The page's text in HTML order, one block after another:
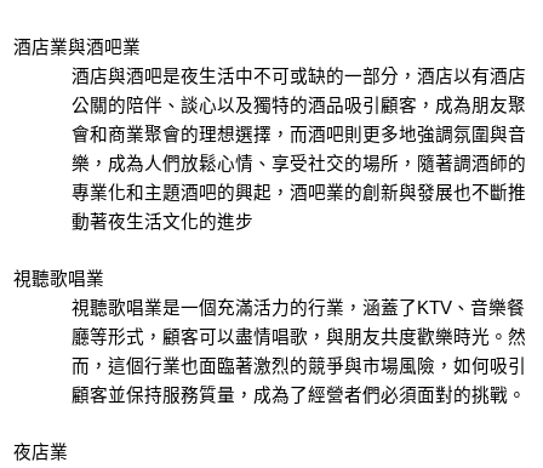
酒店業與酒吧業
酒店與酒吧是夜生活中不可或缺的一部分，酒店以有酒店
公關的陪伴、談心以及獨特的酒品吸引顧客，成為朋友聚
會和商業聚會的理想選擇，而酒吧則更多地強調氛圍與音
樂，成為人們放鬆心情、享受社交的場所，隨著調酒師的
專業化和主題酒吧的興起，酒吧業的創新與發展也不斷推
動著夜生活文化的進步
視聽歌唱業
視聽歌唱業是一個充滿活力的行業，涵蓋了KTV、音樂餐
廳等形式，顧客可以盡情唱歌，與朋友共度歡樂時光。然
而，這個行業也面臨著激烈的競爭與市場風險，如何吸引
顧客並保持服務質量，成為了經營者們必須面對的挑戰。
夜店業